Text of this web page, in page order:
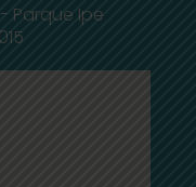
Parque Ipe